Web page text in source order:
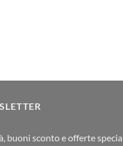
buoni sconto e offerte